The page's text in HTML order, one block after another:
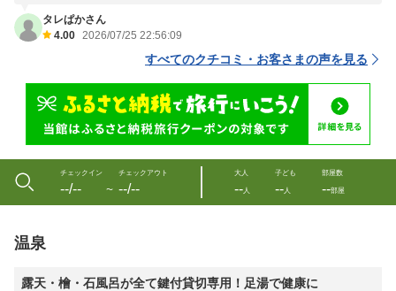
タレぱかさん
4.00 2026/07/25 22:56:09
すべてのクチコミ・お客さまの声を見る
チェックイン
--/-- 〜
チェックアウト
--/--
大人
--人
子ども
--人
部屋数
--部屋
温泉
露天・檜・石風呂が全て鍵付貸切専用！足湯で健康に